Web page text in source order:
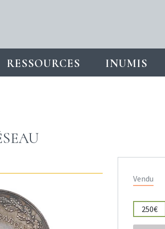
RESSOURCES INUMIS
Vendu
250€